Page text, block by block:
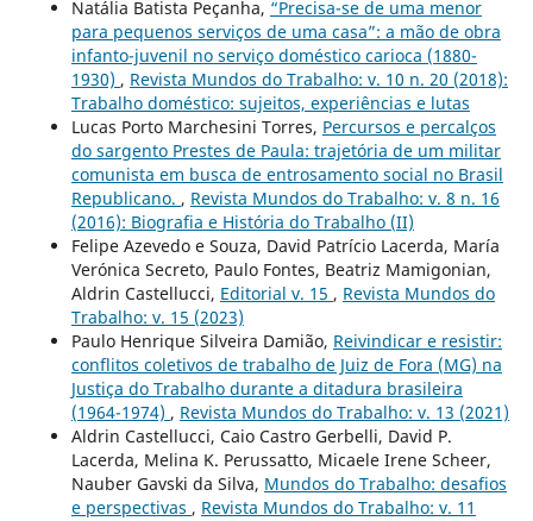
Natália Batista Peçanha, “Precisa-se de uma menor
para pequenos serviços de uma casa”: a mão de obra
infanto-juvenil no serviço doméstico carioca (1880-
1930) , Revista Mundos do Trabalho: v. 10 n. 20 (2018):
Trabalho doméstico: sujeitos, experiências e lutas
Lucas Porto Marchesini Torres, Percursos e percalços
do sargento Prestes de Paula: trajetória de um militar
comunista em busca de entrosamento social no Brasil
Republicano. , Revista Mundos do Trabalho: v. 8 n. 16
(2016): Biografia e História do Trabalho (II)
Felipe Azevedo e Souza, David Patrício Lacerda, María
Verónica Secreto, Paulo Fontes, Beatriz Mamigonian,
Aldrin Castellucci, Editorial v. 15 , Revista Mundos do
Trabalho: v. 15 (2023)
Paulo Henrique Silveira Damião, Reivindicar e resistir:
conflitos coletivos de trabalho de Juiz de Fora (MG) na
Justiça do Trabalho durante a ditadura brasileira
(1964-1974) , Revista Mundos do Trabalho: v. 13 (2021)
Aldrin Castellucci, Caio Castro Gerbelli, David P.
Lacerda, Melina K. Perussatto, Micaele Irene Scheer,
Nauber Gavski da Silva, Mundos do Trabalho: desafios
e perspectivas , Revista Mundos do Trabalho: v. 11